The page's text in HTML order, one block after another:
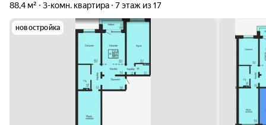
88,4 м²
3-комн. квартира 7 этаж из 17
новостройка